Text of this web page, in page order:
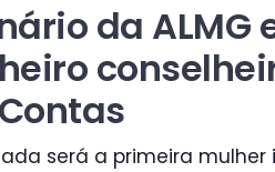
da ALMG
será a primeira